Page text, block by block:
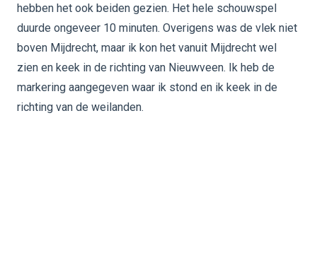
hebben het ook beiden gezien. Het hele schouwspel
duurde ongeveer 10 minuten. Overigens was de vlek niet
boven Mijdrecht, maar ik kon het vanuit Mijdrecht wel
zien en keek in de richting van Nieuwveen. Ik heb de
markering aangegeven waar ik stond en ik keek in de
richting van de weilanden.